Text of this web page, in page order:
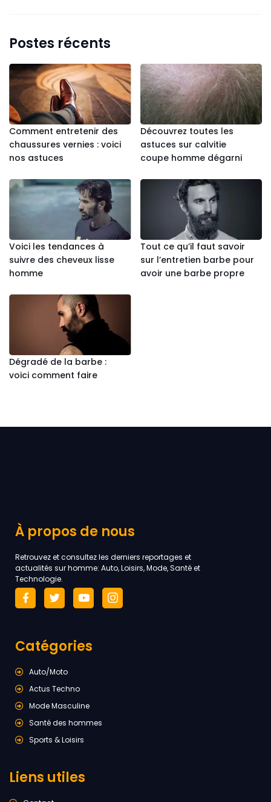
Postes récents
Comment entretenir des
chaussures vernies : voici
nos astuces
Découvrez toutes les
astuces sur calvitie
coupe homme dégarni
Voici les tendances à
suivre des cheveux lisse
homme
Tout ce qu’il faut savoir
sur l’entretien barbe pour
avoir une barbe propre
Dégradé de la barbe :
voici comment faire
À propos de nous
Retrouvez et consultez les derniers reportages et
actualités sur homme: Auto, Loisirs, Mode, Santé et
Technologie.
Catégories
Auto/Moto
Actus Techno
Mode Masculine
Santé des hommes
Sports & Loisirs
Liens utiles